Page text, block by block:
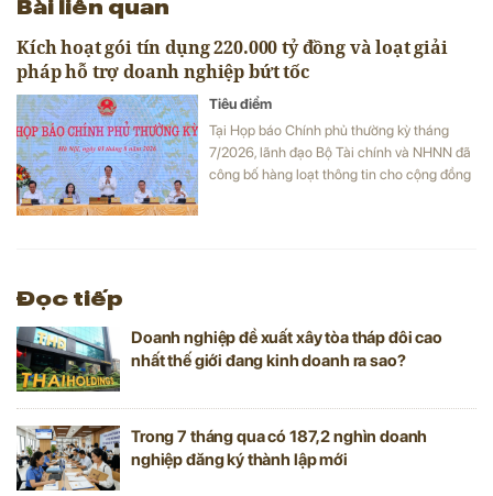
Kích hoạt gói tín dụng 220.000 tỷ đồng và loạt giải
pháp hỗ trợ doanh nghiệp bứt tốc
Tiêu điểm
Tại Họp báo Chính phủ thường kỳ tháng
7/2026, lãnh đạo Bộ Tài chính và NHNN đã
công bố hàng loạt thông tin cho cộng đồng
Đọc tiếp
Doanh nghiệp đề xuất xây tòa tháp đôi cao
nhất thế giới đang kinh doanh ra sao?
Trong 7 tháng qua có 187,2 nghìn doanh
nghiệp đăng ký thành lập mới